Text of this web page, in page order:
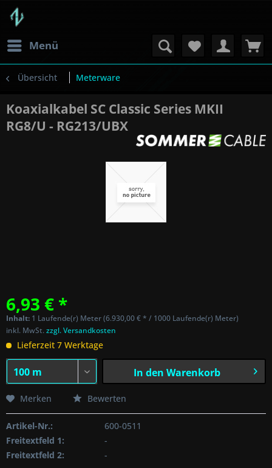
Menü
Übersicht Meterware
Koaxialkabel SC Classic Series MKII
RG8/U - RG213/UBX
6,93 € *
Inhalt: 1 Laufende(r) Meter (6.930,00 € * / 1000 Laufende(r) Meter)
inkl. MwSt.zzgl. Versandkosten
Lieferzeit 7 Werktage
In den Warenkorb
Merken Bewerten
Artikel-Nr.:
600-0511
Freitextfeld 1:
-
Freitextfeld 2:
-